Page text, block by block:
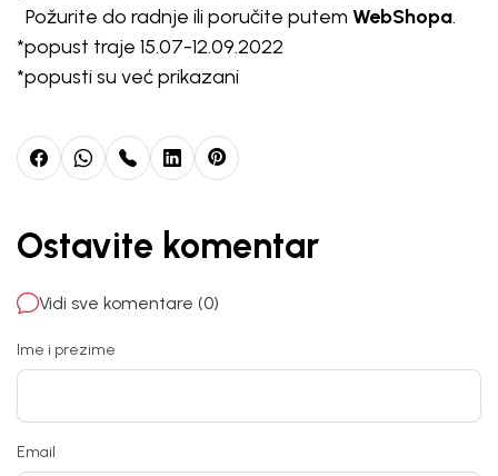
Požurite do radnje ili poručite putem WebShopa.
*popust traje 15.07-12.09.2022
*popusti su već prikazani
Ostavite komentar
Vidi sve komentare (0)
Ime i prezime
Email